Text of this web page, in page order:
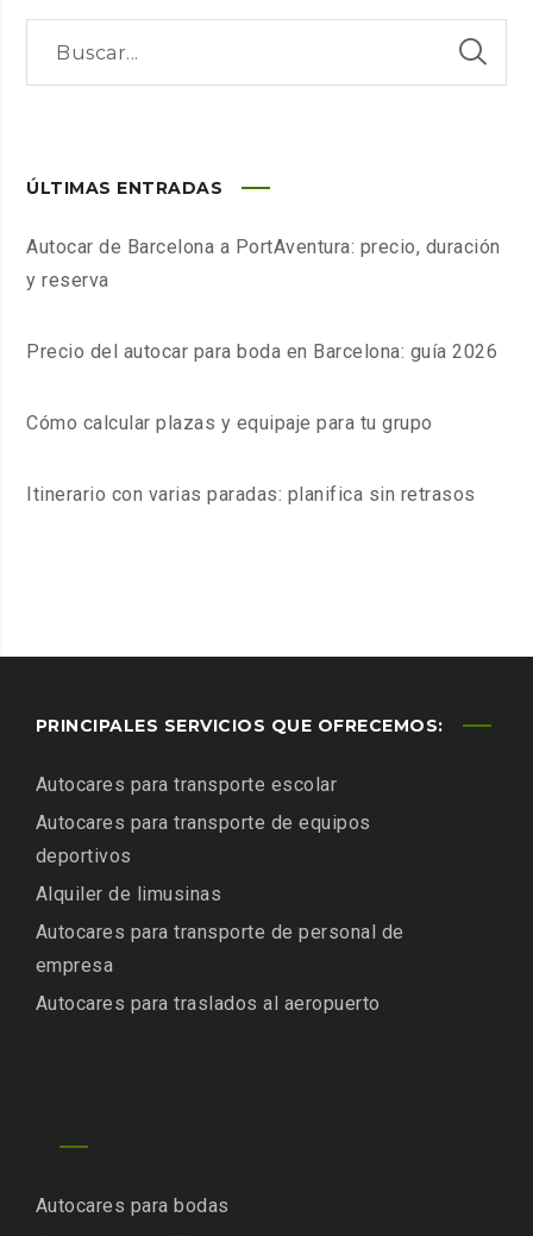
ÚLTIMAS ENTRADAS
Autocar de Barcelona a PortAventura: precio, duración
y reserva
Precio del autocar para boda en Barcelona: guía 2026
Cómo calcular plazas y equipaje para tu grupo
Itinerario con varias paradas: planifica sin retrasos
PRINCIPALES SERVICIOS QUE OFRECEMOS:
Autocares para transporte escolar
Autocares para transporte de equipos
deportivos
Alquiler de limusinas
Autocares para transporte de personal de
empresa
Autocares para traslados al aeropuerto
Autocares para bodas